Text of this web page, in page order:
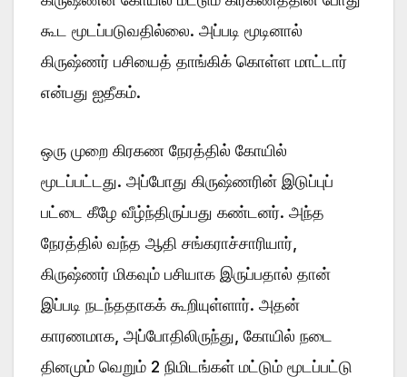
கூட மூடப்படுவதில்லை. அப்படி மூடினால்
கிருஷ்ணர் பசியைத் தாங்கிக் கொள்ள மாட்டார்
என்பது ஐதீகம்.
ஒரு முறை கிரகண நேரத்தில் கோயில்
மூடப்பட்டது. அப்போது கிருஷ்ணரின் இடுப்புப்
பட்டை கீழே வீழ்ந்திருப்பது கண்டனர். அந்த
நேரத்தில் வந்த ஆதி சங்கராச்சாரியார்,
கிருஷ்ணர் மிகவும் பசியாக இருப்பதால் தான்
இப்படி நடந்ததாகக் கூறியுள்ளார். அதன்
காரணமாக, அப்போதிலிருந்து, கோயில் நடை
தினமும் வெறும் 2 நிமிடங்கள் மட்டும் மூடப்பட்டு